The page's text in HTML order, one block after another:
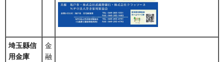
埼玉縣信
用金庫
金
融